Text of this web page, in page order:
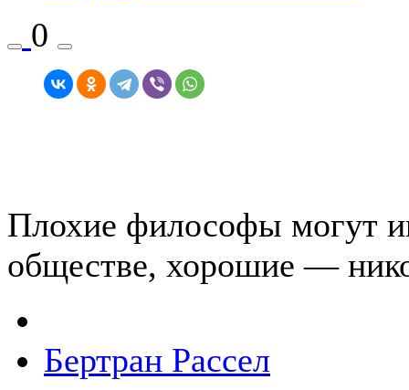
0
Плохие философы могут
обществе, хорошие —
Бертран Рассел